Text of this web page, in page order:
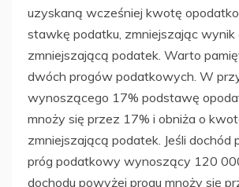
uzyskaną wcześniej kwotę
stawkę podatku, zmniejszając
zmniejszającą podatek. Warto
dwóch progów podatkowych. W
wynoszącego 17% podstawę
mnoży się przez 17% i obniża o
zmniejszającą podatek. Jeśli dochód
próg podatkowy wynoszący 120
dochodu powyżej progu mnoży się